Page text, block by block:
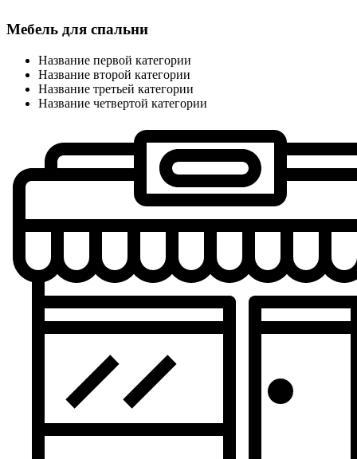
Мебель для спальни
Название первой категории
Название второй категории
Название третьей категории
Название четвертой категории